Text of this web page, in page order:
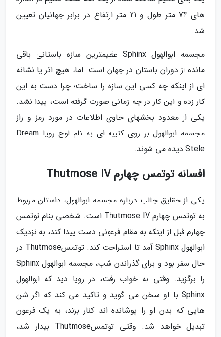
های 74 متر طول و 21 متر ارتفاع در برابر جهانیان تعیین
شد.
مجسمه ابوالهول Sphinx عظیمترین سازه باستانی باقی
مانده از دوران باستان در جهان است. اما، هیچ اثر یا نشانه
ای از اینکه چه کسی این سازه را ساخت؛ چرا دست به این
کار زده و این کار در چه زمانی صورت گرفته است، پیدا نشد.
یکی از معدود بخشهای حاوی اطلاعات در مورد رمز و راز
مجسمه ابوالهول بر روی کتیبه ای به نام لوح رویا Dream
Stele دیده می شوند.
افسانه توتمس چهارم Thutmose IV
یکی از حقایق جالب درباره مجسمه ابوالهول، داستان مربوط
به توتمس چهارم Thutmose IV است. شخصی بنام توتمس
چهارم قبل از اینکه به مقام فرعونی دست پیدا کند، به نزدیک
ابوالهول Sphinx آمد تا استراحت کند. توتمسThutmose در
حال سفر بود و برای گذراندن شب، مجسمه ابوالهول Sphinx
را برگزید. وقتی به خواب رفت، در رویا دید که ابوالهول
Sphinx با او سخن می گوید و تاکید می کند که اگر شن
هایی که بدن او را پوشانده اند کنار بزند، به یک فرعون
تبدیل خواهد شد. وقتی توتمسThutmose بیدار شد،